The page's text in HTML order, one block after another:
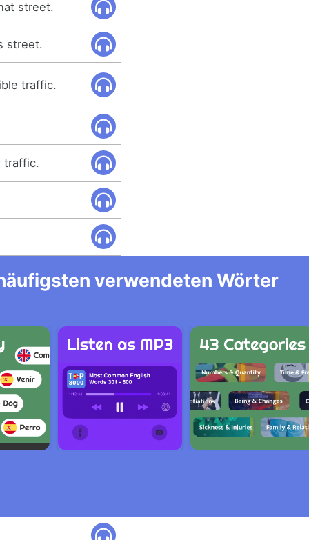
street.
street.
traffic.
traffic.
verwendeten Wörter